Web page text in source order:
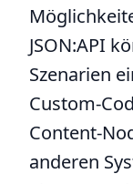
JSON:API
Szenarien
Custom-
Content-
anderen